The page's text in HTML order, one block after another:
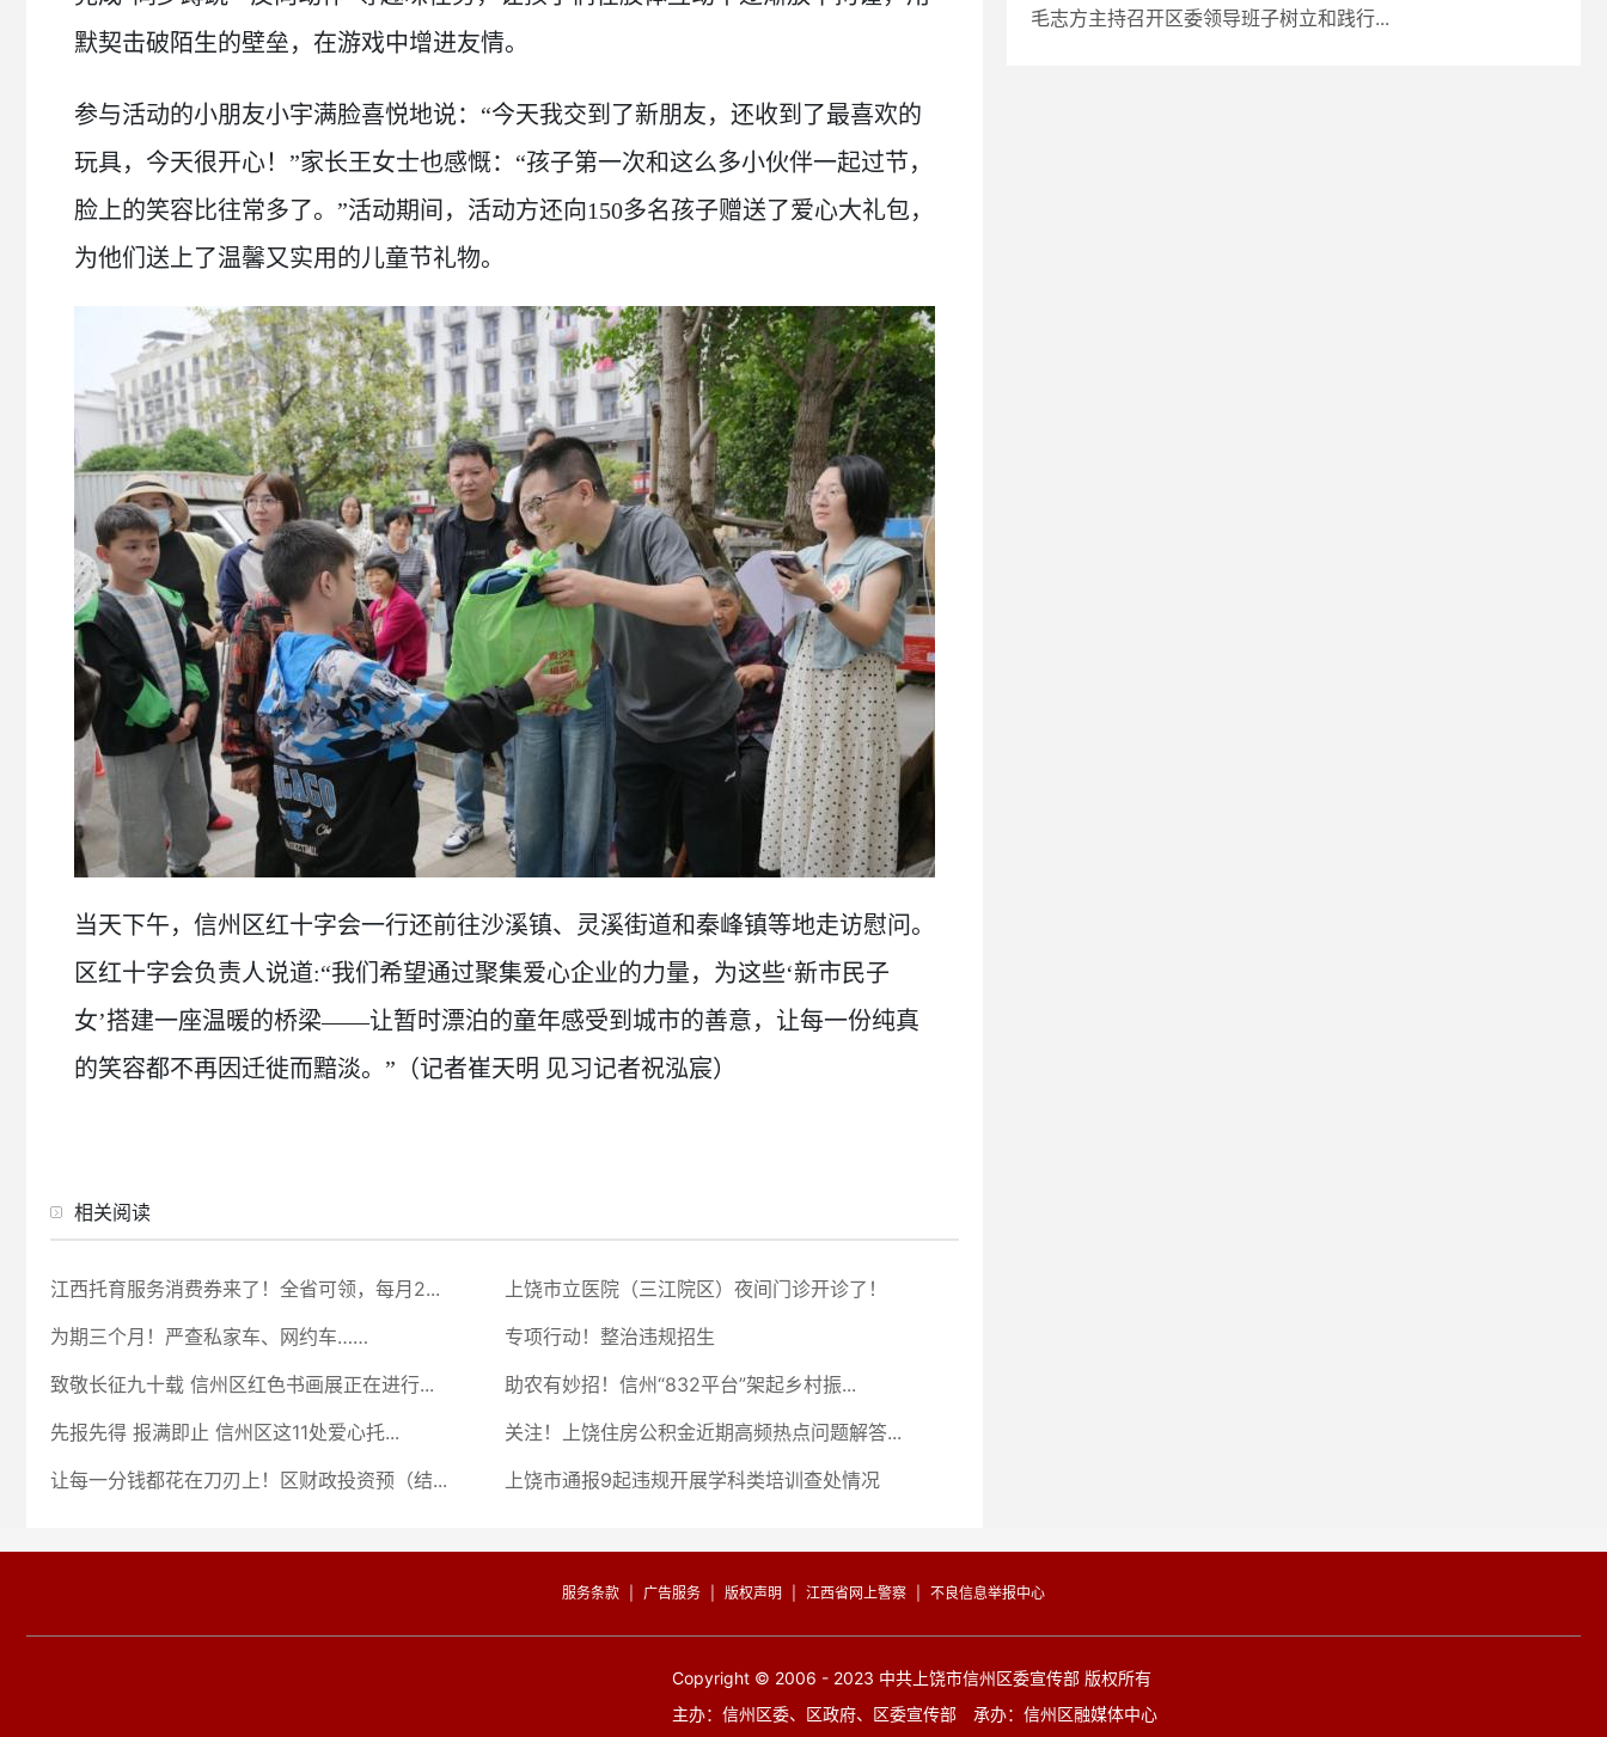
默契击破陌生的壁垒，在游戏中增进友情。
参与活动的小朋友小宇满脸喜悦地说：“今天我交到了新朋友，还收到了最喜欢的
玩具，今天很开心！”家长王女士也感慨：“孩子第一次和这么多小伙伴一起过节，
脸上的笑容比往常多了。”活动期间，活动方还向150多名孩子赠送了爱心大礼包，
为他们送上了温馨又实用的儿童节礼物。
当天下午，信州区红十字会一行还前往沙溪镇、灵溪街道和秦峰镇等地走访慰问。
区红十字会负责人说道:“我们希望通过聚集爱心企业的力量，为这些‘新市民子
女’搭建一座温暖的桥梁——让暂时漂泊的童年感受到城市的善意，让每一份纯真
的笑容都不再因迁徙而黯淡。”（记者崔天明 见习记者祝泓宸）
相关阅读
江西托育服务消费券来了！全省可领，每月2...
上饶市立医院（三江院区）夜间门诊开诊了！
为期三个月！严查私家车、网约车……
专项行动！整治违规招生
致敬长征九十载 信州区红色书画展正在进行...
助农有妙招！信州“832平台”架起乡村振...
先报先得 报满即止 信州区这11处爱心托...
关注！上饶住房公积金近期高频热点问题解答...
让每一分钱都花在刀刃上！区财政投资预（结...
上饶市通报9起违规开展学科类培训查处情况
毛志方主持召开区委领导班子树立和践行...
服务条款 广告服务 版权声明 江西省网上警察 不良信息举报中心
Copyright © 2006 - 2023 中共上饶市信州区委宣传部 版权所有
主办：信州区委、区政府、区委宣传部 承办：信州区融媒体中心